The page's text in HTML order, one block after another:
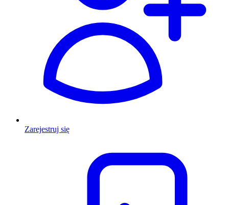
Zarejestruj się